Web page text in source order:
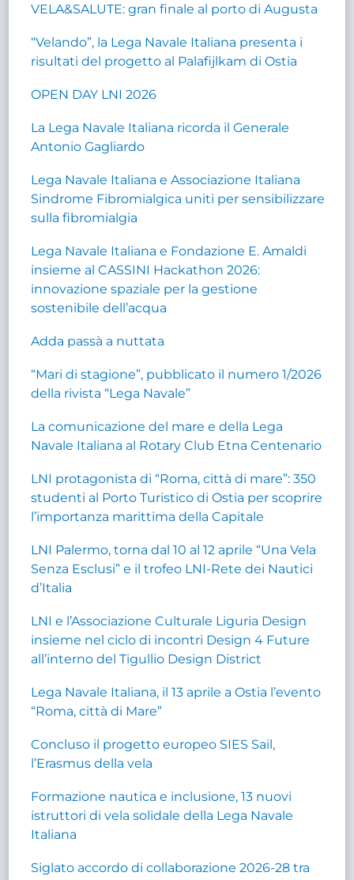
VELA&SALUTE: gran finale al porto di Augusta
“Velando”, la Lega Navale Italiana presenta i
risultati del progetto al Palafijlkam di Ostia
OPEN DAY LNI 2026
La Lega Navale Italiana ricorda il Generale
Antonio Gagliardo
Lega Navale Italiana e Associazione Italiana
Sindrome Fibromialgica uniti per sensibilizzare
sulla fibromialgia
Lega Navale Italiana e Fondazione E. Amaldi
insieme al CASSINI Hackathon 2026:
innovazione spaziale per la gestione
sostenibile dell’acqua
Adda passà a nuttata
“Mari di stagione”, pubblicato il numero 1/2026
della rivista “Lega Navale”
La comunicazione del mare e della Lega
Navale Italiana al Rotary Club Etna Centenario
LNI protagonista di “Roma, città di mare”: 350
studenti al Porto Turistico di Ostia per scoprire
l’importanza marittima della Capitale
LNI Palermo, torna dal 10 al 12 aprile “Una Vela
Senza Esclusi” e il trofeo LNI-Rete dei Nautici
d’Italia
LNI e l’Associazione Culturale Liguria Design
insieme nel ciclo di incontri Design 4 Future
all’interno del Tigullio Design District
Lega Navale Italiana, il 13 aprile a Ostia l’evento
“Roma, città di Mare”
Concluso il progetto europeo SIES Sail,
l’Erasmus della vela
Formazione nautica e inclusione, 13 nuovi
istruttori di vela solidale della Lega Navale
Italiana
Siglato accordo di collaborazione 2026-28 tra